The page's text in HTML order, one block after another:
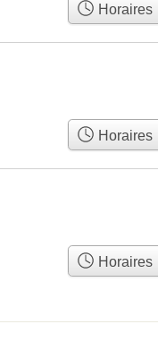
Horaires
Horaires
Horaires